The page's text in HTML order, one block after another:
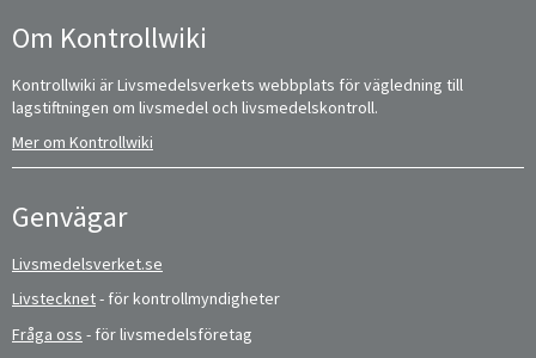
Om Kontrollwiki
Kontrollwiki är Livsmedelsverkets webbplats för vägledning till
lagstiftningen om livsmedel och livsmedelskontroll.
Mer om Kontrollwiki
Genvägar
Livsmedelsverket.se
Livstecknet- för kontrollmyndigheter
Fråga oss - för livsmedelsföretag